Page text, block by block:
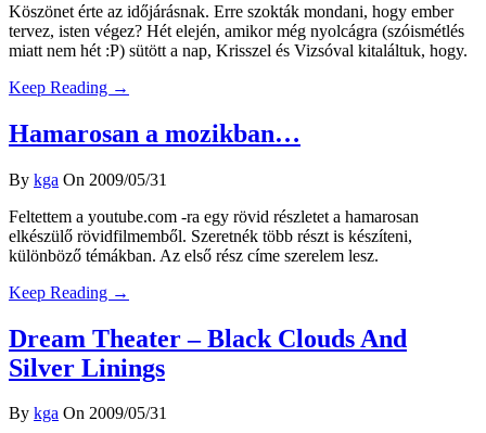
Köszönet érte az időjárásnak. Erre szokták mondani, hogy ember
tervez, isten végez? Hét elején, amikor még nyolcágra (szóismétlés
miatt nem hét :P) sütött a nap, Krisszel és Vizsóval kitaláltuk, hogy.
Keep Reading →
Hamarosan a mozikban…
By kga On 2009/05/31
Feltettem a youtube.com -ra egy rövid részletet a hamarosan
elkészülő rövidfilmemből. Szeretnék több részt is készíteni,
különböző témákban. Az első rész címe szerelem lesz.
Keep Reading →
Dream Theater – Black Clouds And
Silver Linings
By kga On 2009/05/31